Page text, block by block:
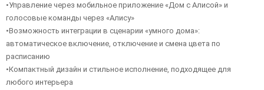
•Управление через мобильное приложение «Дом с Алисой» и
голосовые команды через «Алису»
•Возможность интеграции в сценарии «умного дома»:
автоматическое включение, отключение и смена цвета по
расписанию
•Компактный дизайн и стильное исполнение, подходящее для
любого интерьера